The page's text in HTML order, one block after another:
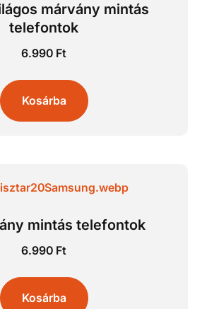
márvány mintás
telefontok
6.990 Ft
Kosárba
mintás telefontok
6.990 Ft
Kosárba